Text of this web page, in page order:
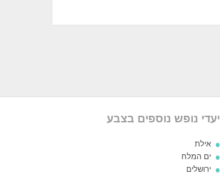
יעדי נופש נוספים בצבע
אילת
ים המלח
ירושלים